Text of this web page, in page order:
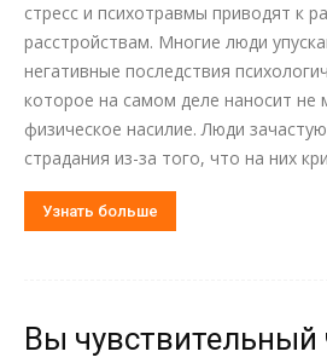
стресс и психотравмы приводят к
расстройствам. Многие люди
негативные последствия
которое на самом деле наносит не
физическое насилие. Люди
страдания из-за того, что на них
Узнать больше
Вы чувствительный